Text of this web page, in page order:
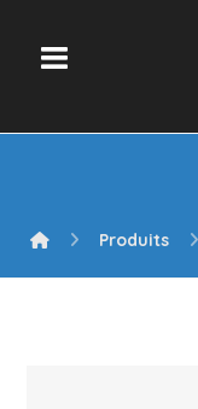
Produits